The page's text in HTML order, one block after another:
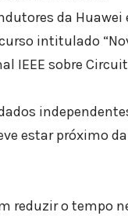
da
intitulado
IEEE sobre
estar próximo
reduzir o tempo